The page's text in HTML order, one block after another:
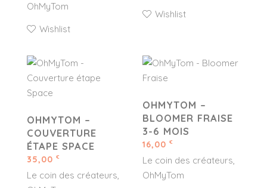
OhMyTom
Wishlist
Wishlist
OHMYTOM –
COUVERTURE
ÉTAPE SPACE
35,00 €
Le coin des créateurs
OHMYTOM –
BLOOMER FRAISE
3-6 MOIS
16,00 €
Le coin des créateurs
OhMyTom